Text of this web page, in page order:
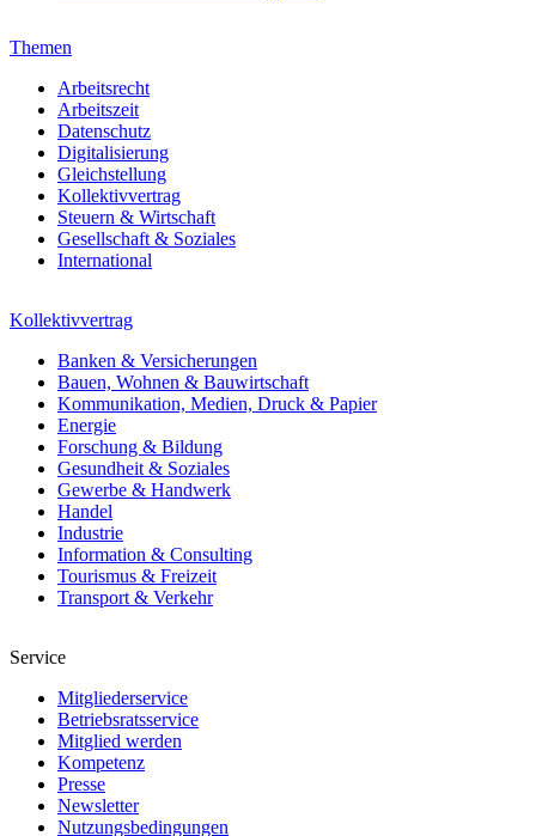
Themen
Arbeitsrecht
Arbeitszeit
Datenschutz
Digitalisierung
Gleichstellung
Kollektivvertrag
Steuern & Wirtschaft
Gesellschaft & Soziales
International
Kollektivvertrag
Banken & Versicherungen
Bauen, Wohnen & Bauwirtschaft
Kommunikation, Medien, Druck & Papier
Energie
Forschung & Bildung
Gesundheit & Soziales
Gewerbe & Handwerk
Handel
Industrie
Information & Consulting
Tourismus & Freizeit
Transport & Verkehr
Service
Mitgliederservice
Betriebsratsservice
Mitglied werden
Kompetenz
Presse
Newsletter
Nutzungsbedingungen